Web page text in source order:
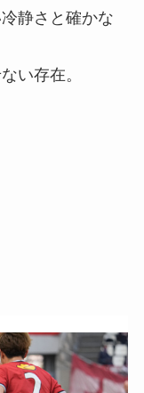
静さと確かな
い存在。